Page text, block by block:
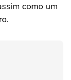
como um